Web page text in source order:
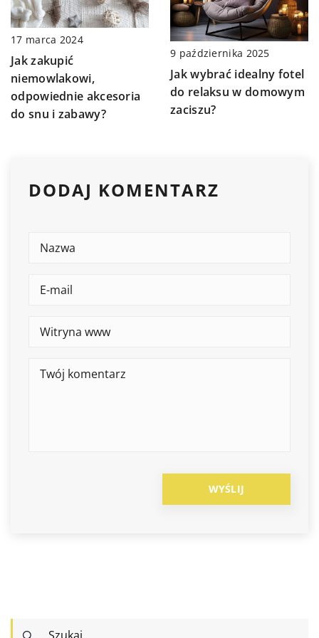
17 marca 2024
Jak zakupić
niemowlakowi,
odpowiednie akcesoria
do snu i zabawy?
9 października 2025
Jak wybrać idealny fotel
do relaksu w domowym
zaciszu?
DODAJ KOMENTARZ